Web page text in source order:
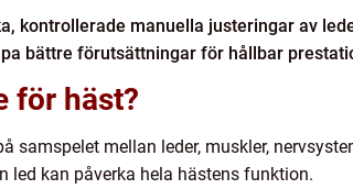
kontrollerade manuella justeringar av
bättre förutsättningar för hållbar
för häst?
samspelet mellan leder, muskler,
led kan påverka hela hästens funktion.